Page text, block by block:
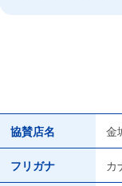
協賛店名 金
フリガナ カ